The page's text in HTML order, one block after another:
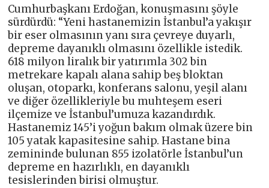
Cumhurbaşkanı Erdoğan, konuşmasını şöyle
sürdürdü: “Yeni hastanemizin İstanbul’a yakışır
bir eser olmasının yanı sıra çevreye duyarlı,
depreme dayanıklı olmasını özellikle istedik.
618 milyon liralık bir yatırımla 302 bin
metrekare kapalı alana sahip beş bloktan
oluşan, otoparkı, konferans salonu, yeşil alanı
ve diğer özellikleriyle bu muhteşem eseri
ilçemize ve İstanbul’umuza kazandırdık.
Hastanemiz 145’i yoğun bakım olmak üzere bin
105 yatak kapasitesine sahip. Hastane bina
zemininde bulunan 855 izolatörle İstanbul’un
depreme en hazırlıklı, en dayanıklı
tesislerinden birisi olmuştur.